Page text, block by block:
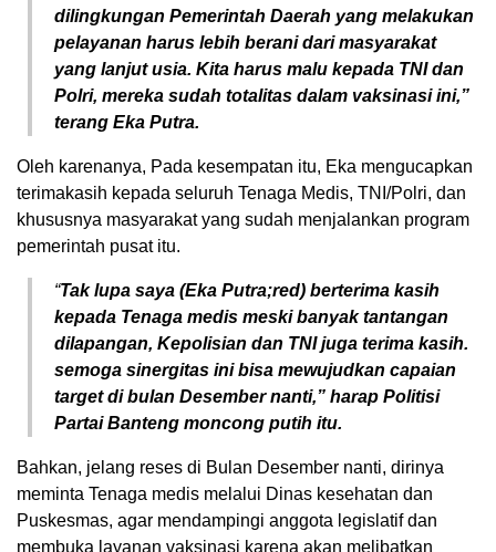
dilingkungan Pemerintah Daerah yang melakukan
pelayanan harus lebih berani dari masyarakat
yang lanjut usia. Kita harus malu kepada TNI dan
Polri, mereka sudah totalitas dalam vaksinasi ini,”
terang Eka Putra.
Oleh karenanya, Pada kesempatan itu, Eka mengucapkan
terimakasih kepada seluruh Tenaga Medis, TNI/Polri, dan
khususnya masyarakat yang sudah menjalankan program
pemerintah pusat itu.
“Tak lupa saya (Eka Putra;red) berterima kasih
kepada Tenaga medis meski banyak tantangan
dilapangan, Kepolisian dan TNI juga terima kasih.
semoga sinergitas ini bisa mewujudkan capaian
target di bulan Desember nanti,” harap Politisi
Partai Banteng moncong putih itu.
Bahkan, jelang reses di Bulan Desember nanti, dirinya
meminta Tenaga medis melalui Dinas kesehatan dan
Puskesmas, agar mendampingi anggota legislatif dan
membuka layanan vaksinasi karena akan melibatkan